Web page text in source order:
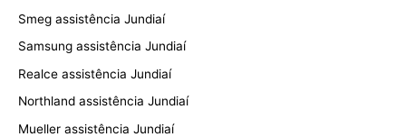
Smeg assistência Jundiaí
Samsung assistência Jundiaí
Realce assistência Jundiaí
Northland assistência Jundiaí
Mueller assistência Jundiaí